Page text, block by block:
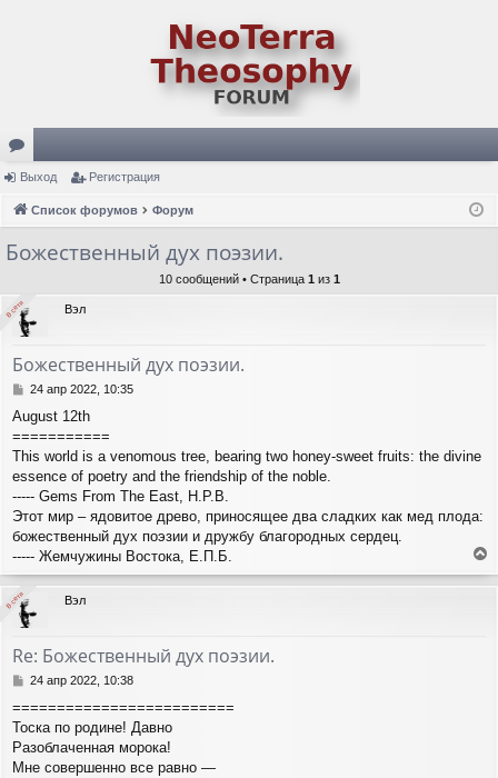
ор
ум
ы
Выход Регистрация
Список форумов Форум
Божественный дух поэзии.
10 сообщений • Страница 1 из 1
Вэл
Божественный дух поэзии.
С
о
б
щ
е
е
24 апр 2022, 10:35
August 12th
===========
This world is a venomous tree, bearing two honey-sweet fruits: the divine
essence of poetry and the friendship of the noble.
----- Gems From The East, H.P.B.
Этот мир – ядовитое древо, приносящее два сладких как мед плода:
божественный дух поэзии и дружбу благородных сердец.
----- Жемчужины Востока, Е.П.Б.
е
р
В сети
В сети
Вэл
Re: Божественный дух поэзии.
С
о
б
щ
е
24 апр 2022, 10:38
=========================
Тоска по родине! Давно
Разоблаченная морока!
Мне совершенно все равно —
В сети
В сети